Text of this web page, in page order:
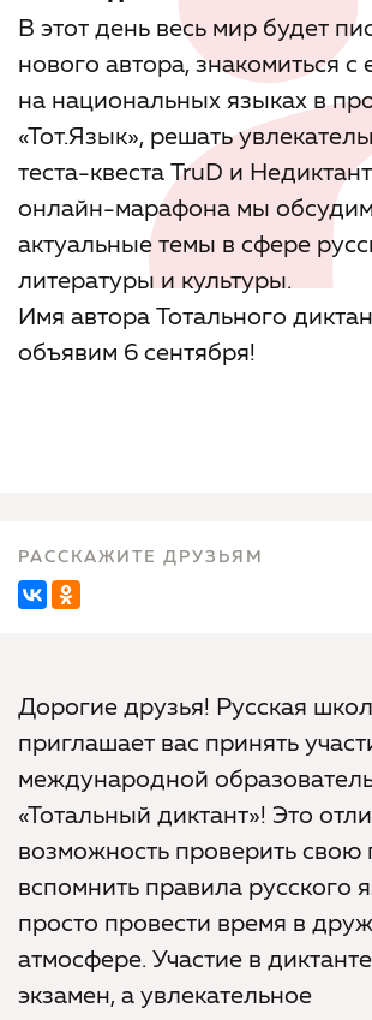
В этот день весь мир будет
нового автора, знакомиться с
на национальных языках в
«Тот.Язык», решать
теста-квеста TruD и
онлайн-марафона мы
актуальные темы в сфере
литературы и культуры.
Имя автора Тотального
объявим 6 сентября!
РАССКАЖИТЕ ДРУЗЬЯМ
Дорогие друзья! Русская
приглашает вас принять
международной
«Тотальный диктант»! Это
возможность проверить свою
вспомнить правила русского
просто провести время в
атмосфере. Участие в
экзамен, а увлекательное